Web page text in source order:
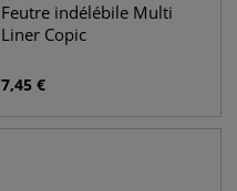
Feutre indélébile Multi
Liner Copic
7,45 €